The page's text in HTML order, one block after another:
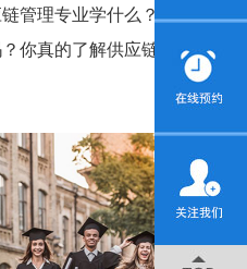
管理专业学什么？国内大学
你真的了解供应链管理硕士